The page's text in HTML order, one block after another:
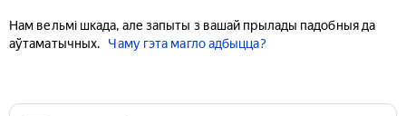
Нам вельмі шкада, але запыты з вашай прылады падобныя да
аўтаматычных.
Чаму гэта магло адбыцца?